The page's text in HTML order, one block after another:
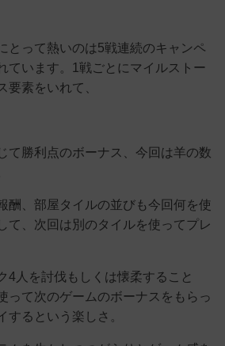
とって熱いのは5戦連続のキャンペ
ています。1戦ごとにマイルストー
要素をいれて、
て勝利点のボーナス、今回は羊の数
酬、部屋タイルの並びも今回何を使
て、次回は別のタイルを使ってプレ
4人を討伐もしくは懐柔すること
って次のゲームのボーナスをもらっ
するという楽しさ。